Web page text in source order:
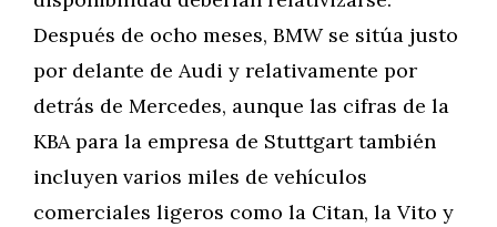
Después de ocho meses, BMW se sitúa justo
por delante de Audi y relativamente por
detrás de Mercedes, aunque las cifras de la
KBA para la empresa de Stuttgart también
incluyen varios miles de vehículos
comerciales ligeros como la Citan, la Vito y